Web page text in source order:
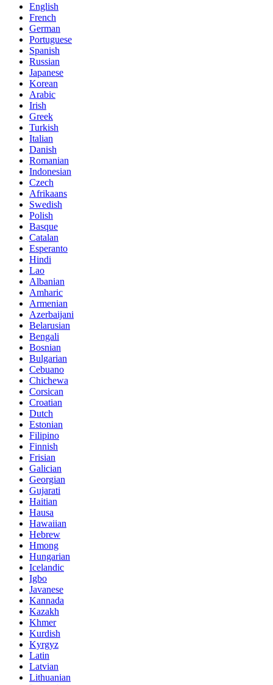
English
French
German
Portuguese
Spanish
Russian
Japanese
Korean
Arabic
Irish
Greek
Turkish
Italian
Danish
Romanian
Indonesian
Czech
Afrikaans
Swedish
Polish
Basque
Catalan
Esperanto
Hindi
Lao
Albanian
Amharic
Armenian
Azerbaijani
Belarusian
Bengali
Bosnian
Bulgarian
Cebuano
Chichewa
Corsican
Croatian
Dutch
Estonian
Filipino
Finnish
Frisian
Galician
Georgian
Gujarati
Haitian
Hausa
Hawaiian
Hebrew
Hmong
Hungarian
Icelandic
Igbo
Javanese
Kannada
Kazakh
Khmer
Kurdish
Kyrgyz
Latin
Latvian
Lithuanian